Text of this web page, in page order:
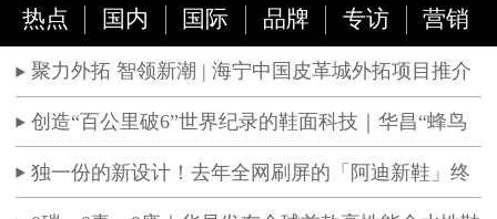
热点 国内 国际 品牌 专访 营销
聚力外拓 智领新潮 | 海宁中国皮革城外拓项目推介
会圆满举办
创造“百公里破6”世界纪录的鞋面科技｜华昌“蜂鸟
翼网纱”定义极致轻量
独一份的新设计！去年全网刷屏的「阿迪新鞋」终